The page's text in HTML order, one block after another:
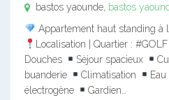
bastos yaounde, bastos
Appartement haut standing à
Localisation | Quartier : #GOLF
Douches
Séjour spacieux
buanderie
Climatisation
électrogène
Gardien…